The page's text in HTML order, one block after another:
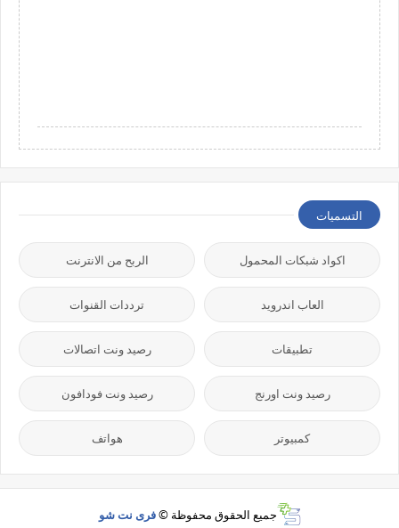
التسميات
اكواد شبكات المحمول الربح من الانترنت
العاب اندرويد ترددات القنوات
تطبيقات رصيد ونت اتصالات
رصيد ونت اورنج رصيد ونت فودافون
كمبيوتر هواتف
جميع الحقوق محفوظة ©فرى نت شو